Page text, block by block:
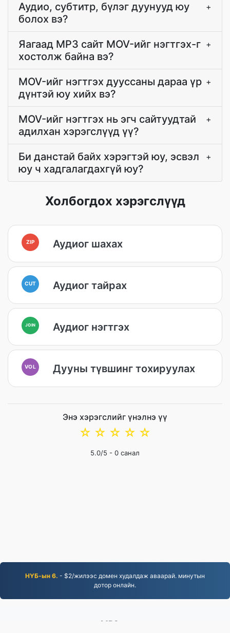
Аудио, субтитр, бүлэг дуунууд юу
болох вэ?
+
Яагаад MP3 сайт MOV-ийг нэгтгэх-г
хостолж байна вэ?
+
MOV-ийг нэгтгэх дууссаны дараа үр
дүнтэй юу хийх вэ?
+
MOV-ийг нэгтгэх нь эгч сайтуудтай
адилхан хэрэгслүүд үү?
+
Би данстай байх хэрэгтэй юу, эсвэл
юу ч хадгалагдахгүй юу?
+
Холбогдох хэрэгслүүд
ZIP Аудиог шахах
CUT Аудиог тайрах
JOIN Аудиог нэгтгэх
VOL Дууны түвшинг тохируулах
Энэ хэрэгслийг үнэлнэ үү
☆
☆
☆
☆
☆
5.0/5 - 0 санал
НҮБ-ын 6. - $2/жилээс домен худалдаж аваарай. минутын
дотор онлайн.
MP3.to